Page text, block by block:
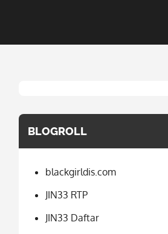
BLOGROLL
blackgirldis.com
JIN33 RTP
JIN33 Daftar